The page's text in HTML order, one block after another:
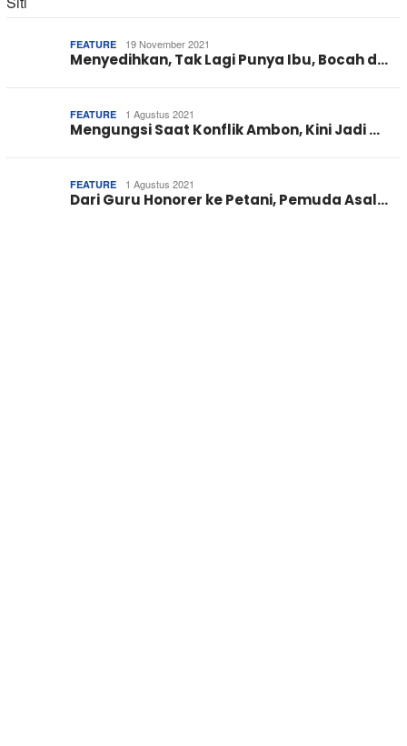
FEATURE 19 November 2021
Menyedihkan, Tak Lagi Punya Ibu, Bocah d…
FEATURE 1 Agustus 2021
Mengungsi Saat Konflik Ambon, Kini Jadi …
FEATURE 1 Agustus 2021
Dari Guru Honorer ke Petani, Pemuda Asal…